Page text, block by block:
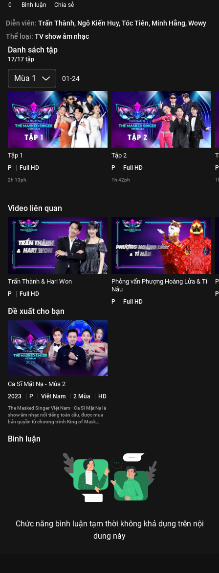
0 Bình luận Chia sẻ
Diễn viên: Trấn Thành, Ngô Kiến Huy,Tóc Tiên, Minh Hằng,Wowy
Thể loại: TV show âm nhạc
Danh sách tập
17/17 tập
Mùa 1 01-24
Tập 1
P Full HD
2h 13ph
Tập 2
P Full HD
1h 42ph
P
Video liên quan
Trấn Thành & Hari Won
P Full HD
Phỏng vấn Phượng Hoàng Lửa & Tí
Nâu
P Full HD
P
Đề xuất cho bạn
Ca Sĩ Mặt Nạ - Mùa 2
2023 P Việt Nam 2 Mùa HD
The Masked Singer Việt Nam - Ca Sĩ Mặt Nạ là
show âm nhạc nổi tiếng toàn cầu, được mua
bản quyền từ chương trình King of Mask
Bình luận
Chức năng bình luận tạm thời không khả dụng trên nội
dung này